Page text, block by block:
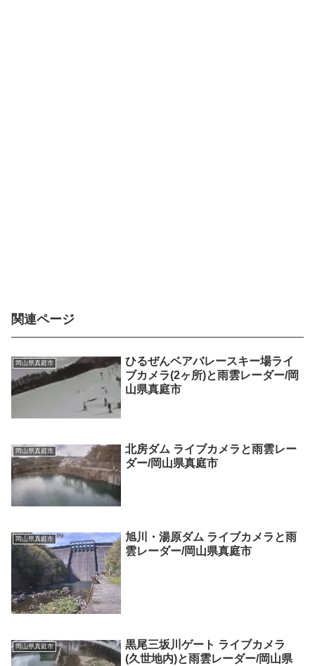
関連ページ
岡山県真庭市
ひるぜんベアバレースキー場ライ
ブカメラ(2ヶ所)と雨雲レーダー/岡
山県真庭市
岡山県真庭市
北房ダム ライブカメラと雨雲レー
ダー/岡山県真庭市
岡山県真庭市
旭川・湯原ダム ライブカメラと雨
雲レーダー/岡山県真庭市
岡山県真庭市
黒尾三坂川ゲート ライブカメラ
(久世地内)と雨雲レーダー/岡山県